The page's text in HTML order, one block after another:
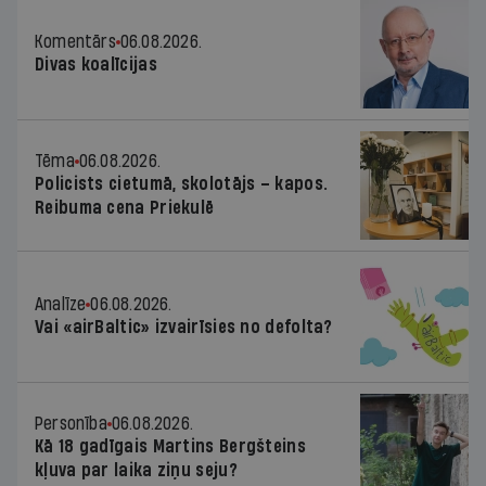
Komentārs 06.08.2026.
Divas koalīcijas
Tēma 06.08.2026.
Policists cietumā, skolotājs – kapos.
Reibuma cena Priekulē
Analīze 06.08.2026.
Vai «airBaltic» izvairīsies no defolta?
Personība 06.08.2026.
Kā 18 gadīgais Martins Bergšteins
kļuva par laika ziņu seju?